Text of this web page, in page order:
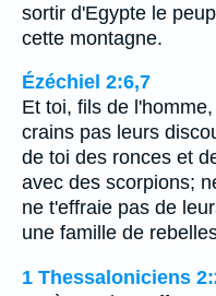
sortir d'Egypte le
cette montagne.
Ézéchiel 2:6,7
Et toi, fils de
crains pas leurs
de toi des ronces et
avec des scorpions;
ne t'effraie pas de
une famille de
1 Thessaloniciens